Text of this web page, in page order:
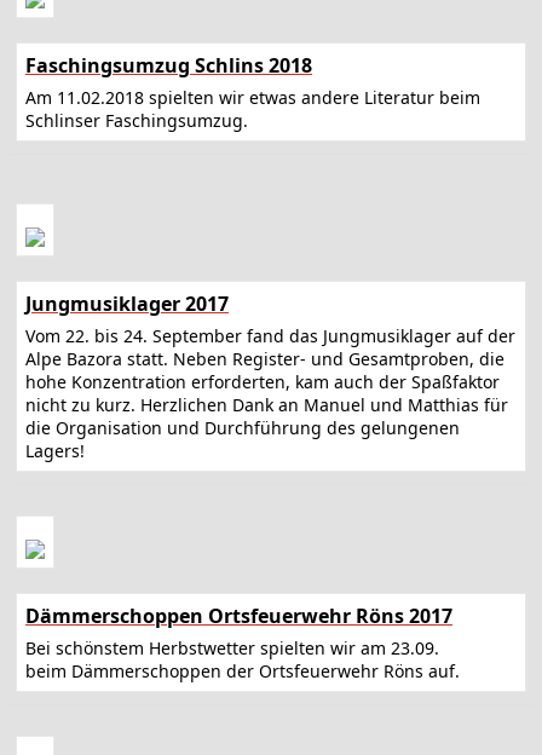
Faschingsumzug Schlins 2018
Am 11.02.2018 spielten wir etwas andere Literatur beim
Schlinser Faschingsumzug.
Jungmusiklager 2017
Vom 22. bis 24. September fand das Jungmusiklager auf der
Alpe Bazora statt. Neben Register- und Gesamtproben, die
hohe Konzentration erforderten, kam auch der Spaßfaktor
nicht zu kurz. Herzlichen Dank an Manuel und Matthias für
die Organisation und Durchführung des gelungenen
Lagers!
Dämmerschoppen Ortsfeuerwehr Röns 2017
Bei schönstem Herbstwetter spielten wir am 23.09.
beim Dämmerschoppen der Ortsfeuerwehr Röns auf.